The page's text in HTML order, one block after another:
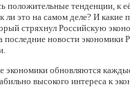
положительные тенденции,
ли это на самом деле? И
стряхнул Российскую
новости экономики
экономики обновляются
высокого интереса к